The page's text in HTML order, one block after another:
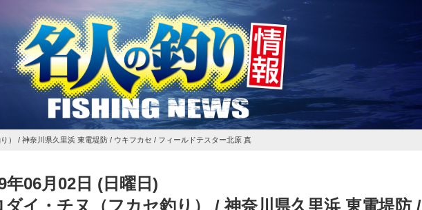
） / 神奈川県久里浜 東電堤防 / ウキフカセ / フィールドテスター北原 真
年06月02日 (日曜日)
ダイ・チヌ（フカセ釣り）
/ 神奈川県久里浜 東電堤防 /